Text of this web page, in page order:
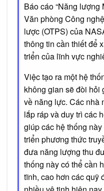
Báo cáo “Năng lượng
Văn phòng Công
lược (OTPS) của
thông tin cần thiết để
triển của lĩnh vực
Việc tạo ra một hệ
không gian sẽ đòi hỏi
về năng lực. Các nhà
lắp ráp và duy trì các
giúp các hệ thống
triển phương thức
đưa năng lượng thu
thống này có thể cần
tĩnh, cao hơn các quỹ